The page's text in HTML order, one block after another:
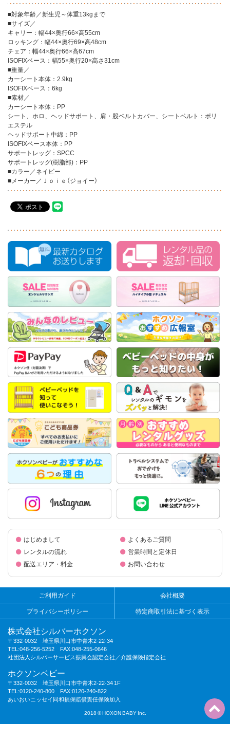
■対象年齢／新生児～体重13kgまで
■サイズ／
キャリー：幅44×奥行66×高55cm
ロッキング：幅44×奥行69×高48cm
チェア：幅44×奥行66×高67cm
ISOFIXベース：幅55×奥行20×高さ31cm
■重量／
カーシート本体：2.9kg
ISOFIXベース：6kg
■素材／
カーシート本体：PP
シート、ホロ、ヘッドサポート、肩・股ベルトカバー、シートベルト：ポリ
エステル
ヘッドサポート中綿：PP
ISOFIXベース本体：PP
サポートレッグ：SPCC
サポートレッグ(樹脂部)：PP
■カラー／ネイビー
■メーカー／Ｊｏｉｅ（ジョイー）
はじめまして
レンタルの流れ
配送エリア・料金
よくあるご質問
営業時間と定休日
お問い合わせ
ご利用ガイド
会社概要
プライバシーポリシー
特定商取引法に基づく表示
株式会社シルバーホクソン
〒332-0032 埼玉県川口市中青木2-22-34
TEL:048-256-5252 FAX:048-255-0646
社団法人シルバーサービス振興会認定会社／介護保険指定会社
ホクソンベビー
〒332-0032 埼玉県川口市中青木2-22-34 1F
TEL:0120-240-800 FAX:0120-240-822
あいおいニッセイ同和損保賠償責任保険加入
2018 © HOXON BABY Inc.